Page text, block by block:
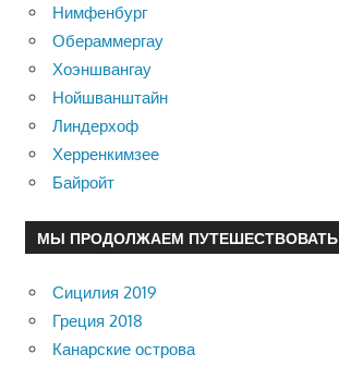
Нимфенбург
Обераммергау
Хоэншвангау
Нойшванштайн
Линдерхоф
Херренкимзее
Байройт
МЫ ПРОДОЛЖАЕМ ПУТЕШЕСТВОВАТЬ
Сицилия 2019
Греция 2018
Канарские острова